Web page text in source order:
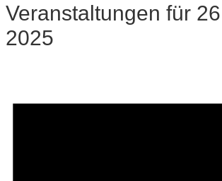
Veranstaltungen für
2025